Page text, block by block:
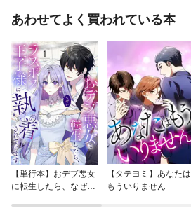
あわせてよく買われている本
【単行本】おデブ悪女
に転生したら、なぜか
【タテヨミ】あなたは
もういりません